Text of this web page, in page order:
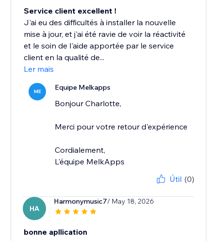
Service client excellent !
J'ai eu des difficultés à installer la nouvelle
mise à jour, et j'ai été ravie de voir la réactivité
et le soin de l'aide apportée par le service
client en la qualité de...
Ler mais
ME Equipe Melkapps
Bonjour Charlotte,
Merci pour votre retour d'expérience
Cordialement,
L'équipe MelkApps
Útil (0)
HA
Harmonymusic7/ May 18, 2026
bonne apllication